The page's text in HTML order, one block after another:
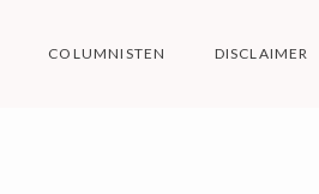
COLUMNISTEN DISCLAIMER